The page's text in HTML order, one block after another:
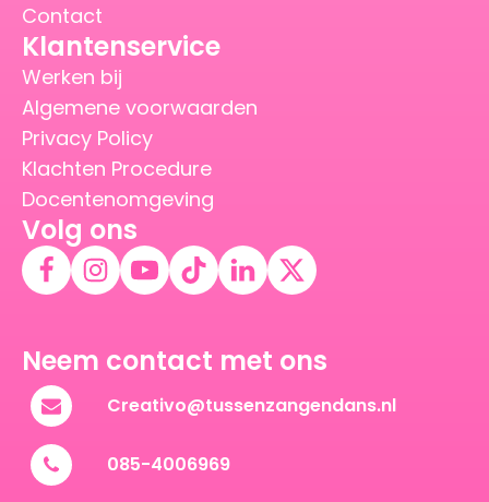
Contact
Klantenservice
Werken bij
Algemene voorwaarden
Privacy Policy
Klachten Procedure
Docentenomgeving
Volg ons
Neem contact met ons
Creativo@tussenzangendans.nl
085-4006969